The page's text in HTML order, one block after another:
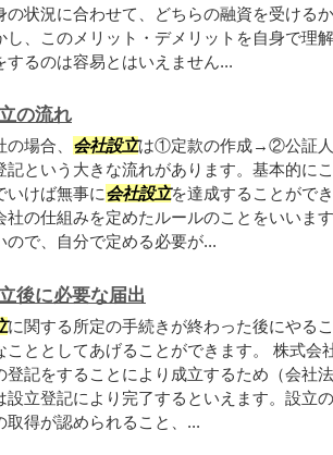
の状況に合わせて、どちらの融資を受ける
し、このメリット・デメリットを自身で理
するのは容易とはいえません...
の流れ
場合、 会社設立は①定款の作成→②公証
という大きな流れがあります。基本的に
いけば無事に会社設立を達成することがで
社の仕組みを定めたルールのことをいいま
ので、自分で定める必要が...
後に必要な届出
に関する所定の手続きが終わった後にやる
こととしてあげることができます。 株式会
登記をすることにより成立するため（会社
設立登記により完了するといえます。設立
取得が認められること、...